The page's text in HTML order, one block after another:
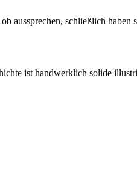
aussprechen, schließlich
ist handwerklich solide